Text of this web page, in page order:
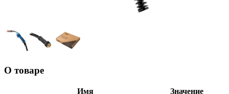
О товаре
Имя
Значение